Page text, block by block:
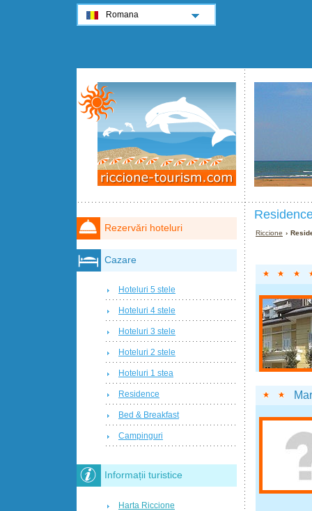
Riccione ›
Rezervări hoteluri
Cazare
Hoteluri 5 stele
Hoteluri 4 stele
Hoteluri 3 stele
Hoteluri 2 stele
Hoteluri 1 stea
Residence
Bed & Breakfast
Campinguri
Informații turistice
Harta Riccione
Romana